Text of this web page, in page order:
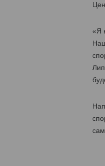
«Я